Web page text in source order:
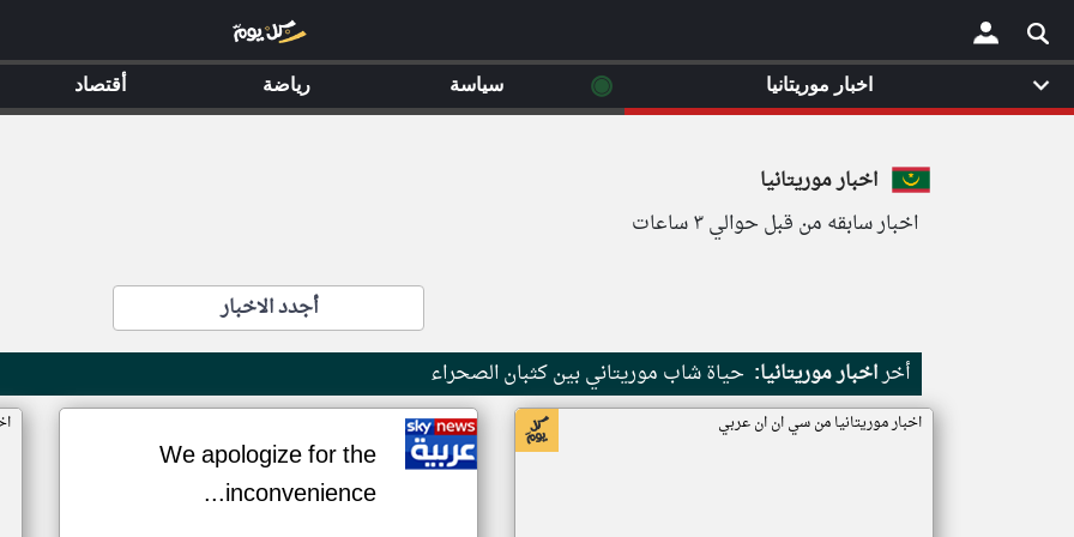
×
اخبار موريتانيا
اخبار سابقه من قبل حوالي ٣ ساعات
أجدد الاخبار
أخراخبار موريتانيا: حياة شاب موريتاني بين كثبان الصحراء
اخبار موريتانيا من سي ان ان عربي
We apologize for the
inconvenience...
اخبار موريتانيا ◉ سياسة رياضة أقتصاد